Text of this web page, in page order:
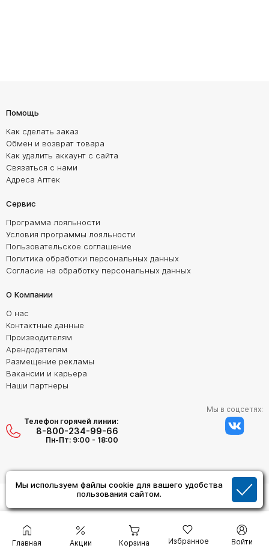
Мы используем файлы cookie для вашего удобства
пользования сайтом.
Главная Акции Корзина Избранное Войти
Помощь
Как сделать заказ
Обмен и возврат товара
Как удалить аккаунт с сайта
Связаться с нами
Адреса Аптек
Сервис
Программа лояльности
Условия программы лояльности
Пользовательское соглашение
Политика обработки персональных данных
Согласие на обработку персональных данных
О Компании
О нас
Контактные данные
Производителям
Арендодателям
Размещение рекламы
Вакансии и карьера
Наши партнеры
Телефон горячей линии:
8-800-234-99-66
Пн-Пт: 9:00 - 18:00
Мы в соцсетях: